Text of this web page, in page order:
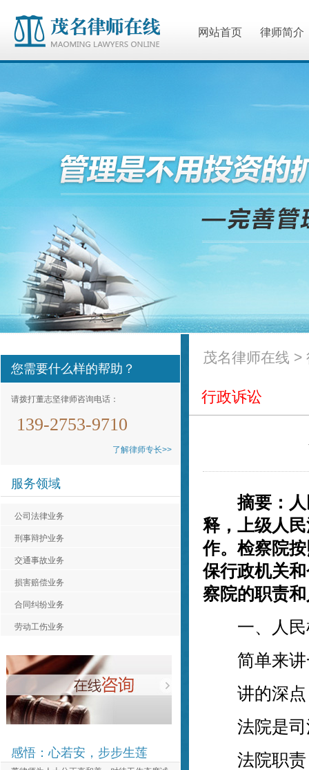
网站首页 律师简介
您需要什么样的帮助？
请拨打董志坚律师咨询电话：
139-2753-9710
了解律师专长>>
服务领域
公司法律业务
刑事辩护业务
交通事故业务
损害赔偿业务
合同纠纷业务
劳动工伤业务
感悟：心若安，步步生莲
十分感谢董律师的帮助，在案件上为我争取
更大的权益。谢谢。
x** ，03-20
非常感谢董律师的帮助，祝董律师事业蒸蒸
日上！
董律师为人十分正直和善，对待工作态度诚
茂名律师在线 >
行政诉讼
摘要：人民
释，上级人
作。检察院
保行政机关
察院的职责
一、人民
简单来讲
讲的深点
法院是司
法院职责